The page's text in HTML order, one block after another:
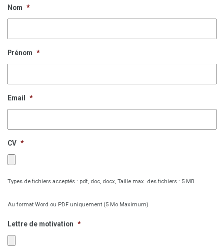
Nom *
Prénom *
Email *
CV *
Types de fichiers acceptés : pdf, doc, docx, Taille max. des fichiers : 5 MB.
Au format Word ou PDF uniquement (5 Mo Maximum)
Lettre de motivation *